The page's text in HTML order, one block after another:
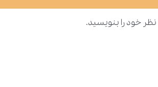
نظر خود را بنویسید.